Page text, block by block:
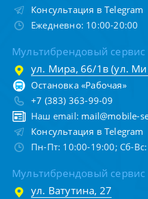
Консультация в Telegram
Ежедневно: 10:00-20:00
Мультибрендовый сервис
ул. Мира, 66/1в (ул.
Остановка «Рабочая»
+7 (383) 363-99-09
Наш email: mail@mobile-
Консультация в Telegram
Пн-Пт: 10:00-19:00; Сб-
Мультибрендовый сервис
ул. Ватутина, 27